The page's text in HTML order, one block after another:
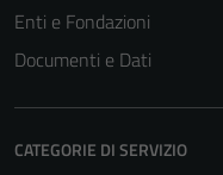
Enti e Fondazioni
Documenti e Dati
CATEGORIE DI SERVIZIO